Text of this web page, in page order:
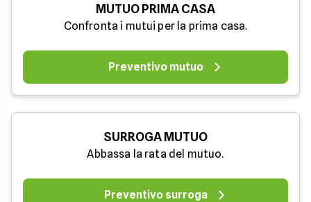
MUTUO PRIMA CASA
Confronta i mutui per la prima casa.
Preventivo mutuo
SURROGA MUTUO
Abbassa la rata del mutuo.
Preventivo surroga